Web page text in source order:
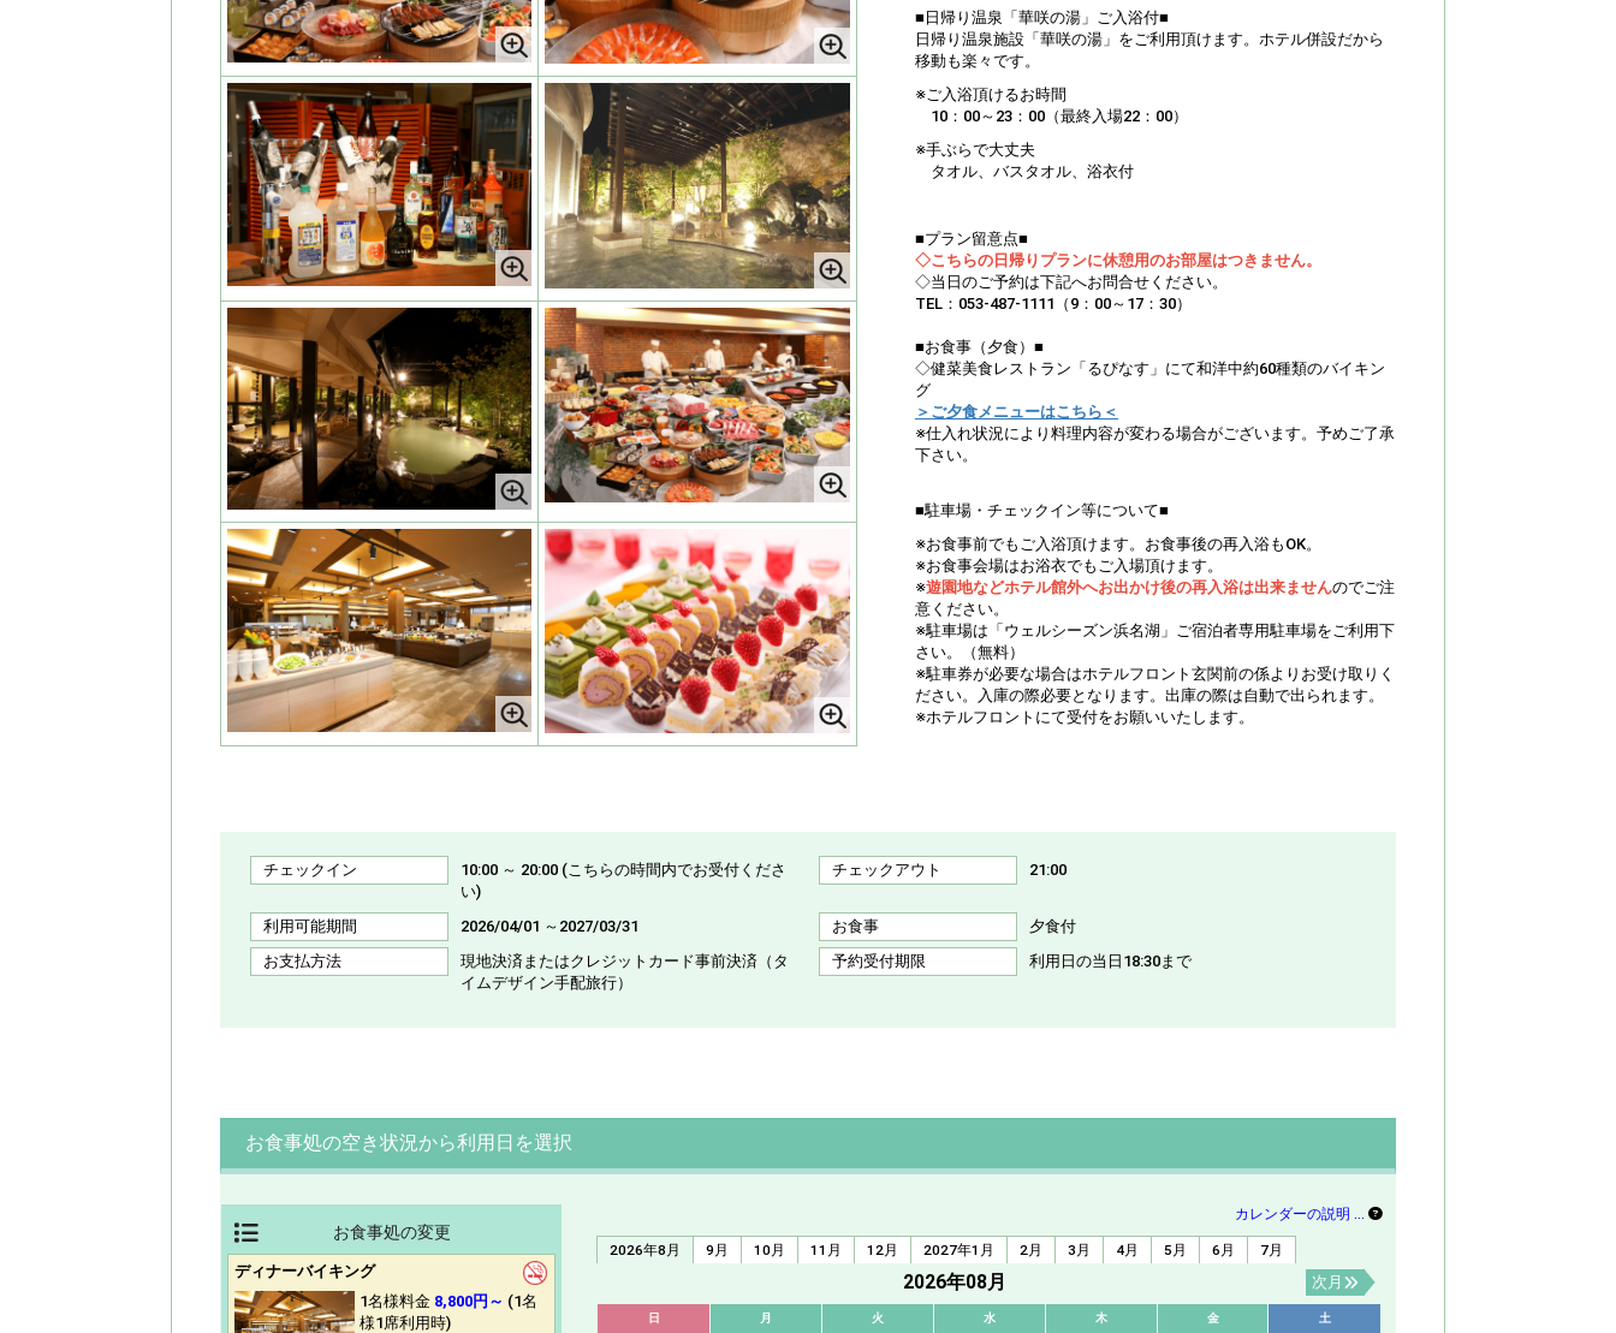
■日帰り温泉「華咲の湯」ご入浴付■
日帰り温泉施設「華咲の湯」をご利用頂けます。ホテル併設だから
移動も楽々です。
※ご入浴頂けるお時間
10：00～23：00（最終入場22：00）
※手ぶらで大丈夫
タオル、バスタオル、浴衣付
■プラン留意点■
◇こちらの日帰りプランに休憩用のお部屋はつきません。
◇当日のご予約は下記へお問合せください。
TEL：053-487-1111（9：00～17：30）
■お食事（夕食）■
◇健菜美食レストラン「るぴなす」にて和洋中約60種類のバイキン
グ
＞ご夕食メニューはこちら＜
※仕入れ状況により料理内容が変わる場合がございます。予めご了承
下さい。
■駐車場・チェックイン等について■
※お食事前でもご入浴頂けます。お食事後の再入浴もOK。
※お食事会場はお浴衣でもご入場頂けます。
※遊園地などホテル館外へお出かけ後の再入浴は出来ませんのでご注
意ください。
※駐車場は「ウェルシーズン浜名湖」ご宿泊者専用駐車場をご利用下
さい。（無料）
※駐車券が必要な場合はホテルフロント玄関前の係よりお受け取りく
ださい。入庫の際必要となります。出庫の際は自動で出られます。
※ホテルフロントにて受付をお願いいたします。
チェックイン
10:00 ～ 20:00 (こちらの時間内でお受付くださ
い)
チェックアウト 21:00
利用可能期間 2026/04/01 ～2027/03/31 お食事
夕食付
お支払方法
現地決済またはクレジットカード事前決済（タ
イムデザイン手配旅行）
予約受付期限 利用日の当日18:30まで
お食事処の空き状況から利用日を選択
お食事処の変更
ディナーバイキング
1名様料金 8,800円～ (1名
様1席利用時)
カレンダーの説明 …
2026年8月 9月 10月 11月 12月 2027年1月 2月 3月 4月 5月 6月 7月
2026年08月 次月
日 月 火 水 木 金 土